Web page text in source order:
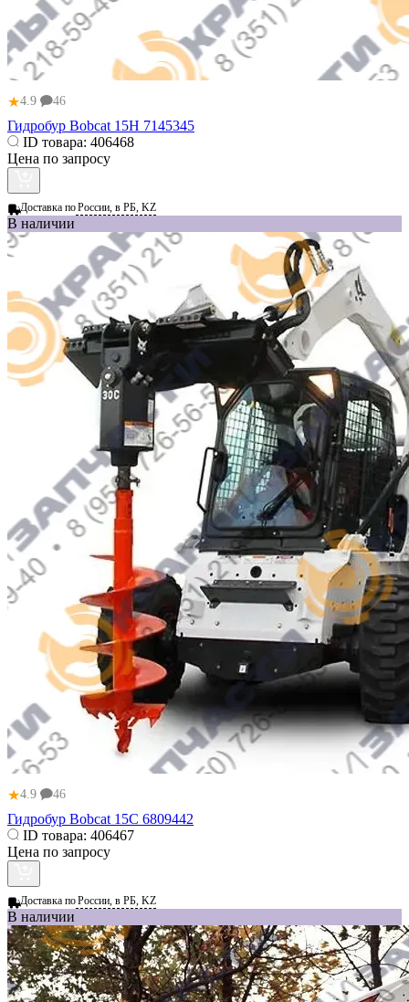
★4.9 46
Гидробур Bobcat 15H 7145345
ID товара: 406468
Цена по запросу
Доставка поРоссии, в РБ, KZ
В наличии
★4.9 46
Гидробур Bobcat 15C 6809442
ID товара: 406467
Цена по запросу
Доставка поРоссии, в РБ, KZ
В наличии